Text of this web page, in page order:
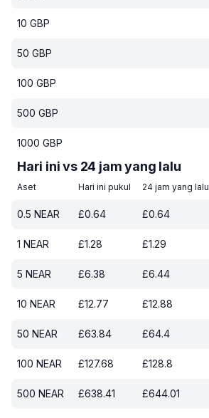
10 GBP
50 GBP
100 GBP
500 GBP
1000 GBP
Hari ini vs 24 jam yang lalu
Aset Hari ini pukul 24 jam yang lalu
0.5 NEAR £0.64 £0.64
1 NEAR £1.28 £1.29
5 NEAR £6.38 £6.44
10 NEAR £12.77 £12.88
50 NEAR £63.84 £64.4
100 NEAR £127.68 £128.8
500 NEAR £638.41 £644.01